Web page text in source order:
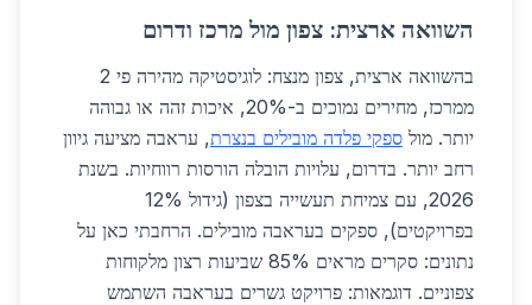
השוואה ארצית: צפון מול מרכז ודרום
בהשוואה ארצית, צפון מנצח: לוגיסטיקה מהירה פי 2
ממרכז, מחירים נמוכים ב-20%, איכות זהה או גבוהה
יותר. מול ספקי פלדה מובילים בנצרת, עראבה מציעה גיוון
רחב יותר. בדרום, עלויות הובלה הורסות רווחיות. בשנת
2026, עם צמיחת תעשייה בצפון (גידול 12%
בפרויקטים), ספקים בעראבה מובילים. הרחבתי כאן על
נתונים: סקרים מראים 85% שביעות רצון מלקוחות
צפוניים. דוגמאות: פרויקט גשרים בעראבה השתמש